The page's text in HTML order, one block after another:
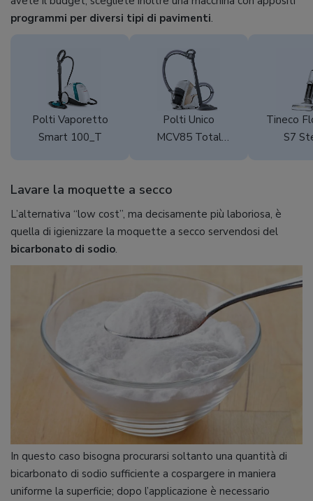
programmi per diversi tipi di pavimenti.
Polti Vaporetto
Smart 100_T
Polti Unico
MCV85 Total
Tineco
S7
Lavare la moquette a secco
L’alternativa “low cost”, ma decisamente più laboriosa, è
quella di igienizzare la moquette a secco servendosi del
bicarbonato di sodio.
In questo caso bisogna procurarsi soltanto una quantità di
bicarbonato di sodio sufficiente a cospargere in maniera
uniforme la superficie; dopo l’applicazione è necessario